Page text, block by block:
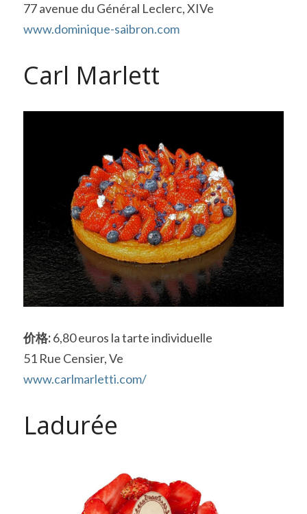
77 avenue du Général Leclerc, XIVe
www.dominique-saibron.com
Carl Marlett
价格: 6,80 euros la tarte individuelle
51 Rue Censier, Ve
www.carlmarletti.com/
Ladurée